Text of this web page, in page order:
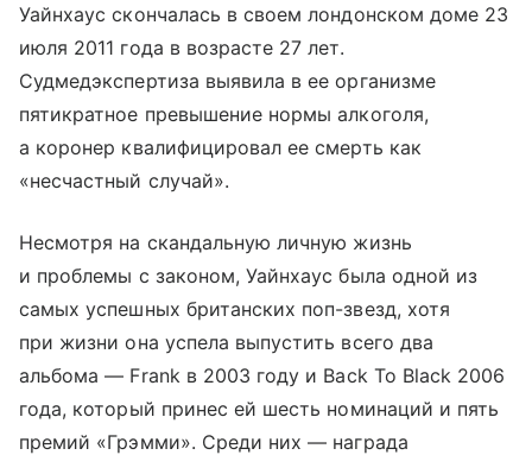
Уайнхаус скончалась в своем лондонском доме 23
июля 2011 года в возрасте 27 лет.
Судмедэкспертиза выявила в ее организме
пятикратное превышение нормы алкоголя,
а коронер квалифицировал ее смерть как
«несчастный случай».
Несмотря на скандальную личную жизнь
и проблемы с законом, Уайнхаус была одной из
самых успешных британских поп-звезд, хотя
при жизни она успела выпустить всего два
альбома — Frank в 2003 году и Back To Black 2006
года, который принес ей шесть номинаций и пять
премий «Грэмми». Среди них — награда